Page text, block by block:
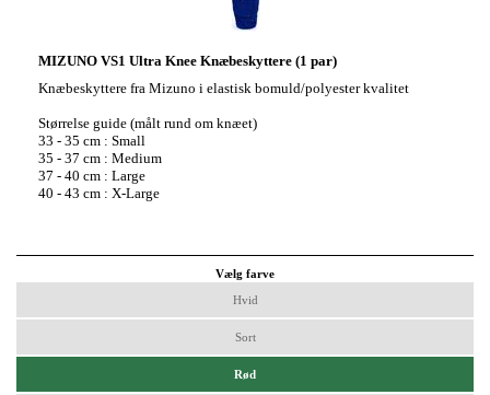
MIZUNO VS1 Ultra Knee Knæbeskyttere (1 par)
Knæbeskyttere fra Mizuno i elastisk bomuld/polyester kvalitet
Størrelse guide (målt rund om knæet)
33 - 35 cm : Small
35 - 37 cm : Medium
37 - 40 cm : Large
40 - 43 cm : X-Large
Vælg farve
Hvid
Sort
Rød